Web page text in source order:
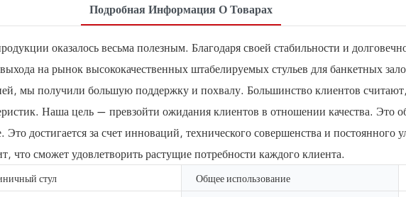
Подробная Информация О Товарах
оказалось весьма полезным. Благодаря своей стабильности и
на рынок высококачественных штабелируемых стульев для банкетных
мы получили большую поддержку и похвалу. Большинство клиентов считают,
Наша цель — превзойти ожидания клиентов в отношении качества. Это
Это достигается за счет инноваций, технического совершенства и
сможет удовлетворить растущие потребности каждого клиента.
стул Общее использование